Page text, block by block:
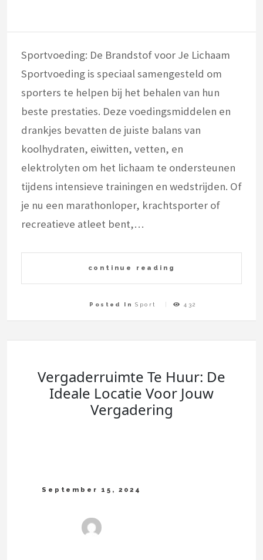
Sportvoeding: De Brandstof voor Je Lichaam
Sportvoeding is speciaal samengesteld om
sporters te helpen bij het behalen van hun
beste prestaties. Deze voedingsmiddelen en
drankjes bevatten de juiste balans van
koolhydraten, eiwitten, vetten, en
elektrolyten om het lichaam te ondersteunen
tijdens intensieve trainingen en wedstrijden. Of
je nu een marathonloper, krachtsporter of
recreatieve atleet bent,…
continue reading
Posted InSport 432
Vergaderruimte Te Huur: De
Ideale Locatie Voor Jouw
Vergadering